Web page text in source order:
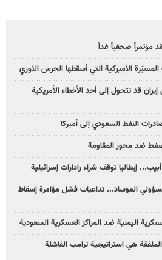
مؤتمراً صحفياً غداً
الأميركية التي أسقطها الحرس الثوري
قد تتحول إلى أحد الأخطاء الأمريكية
النفط السعودي إلى أميركا
ضد محور المقاومة
إيطاليا توقف شراء رادارات إسرائيلية
الموساد... تداعيات فشل مؤامرة إسقاط
اليمنية ضد المراكز العسكرية السعودية
الملفقة هي استراتيجية ترامب الفاشلة